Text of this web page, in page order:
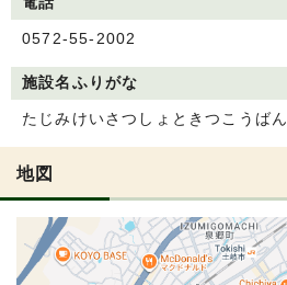
0572-55-2002
施設名ふりがな
たじみけいさつしょときつこうばん
地図